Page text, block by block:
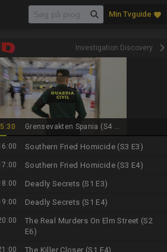
Min Tvguide favorite
Investigation Discovery keyboard_arrow_right
Grensevakten Spania (S4 ...
Southern Fried Homicide (S3 E3)
Southern Fried Homicide (S3 E4)
Deadly Secrets (S1 E3)
Deadly Secrets (S1 E4)
The Real Murders On Elm Street (S2
E6)
The Killer Closer (S1 E4)